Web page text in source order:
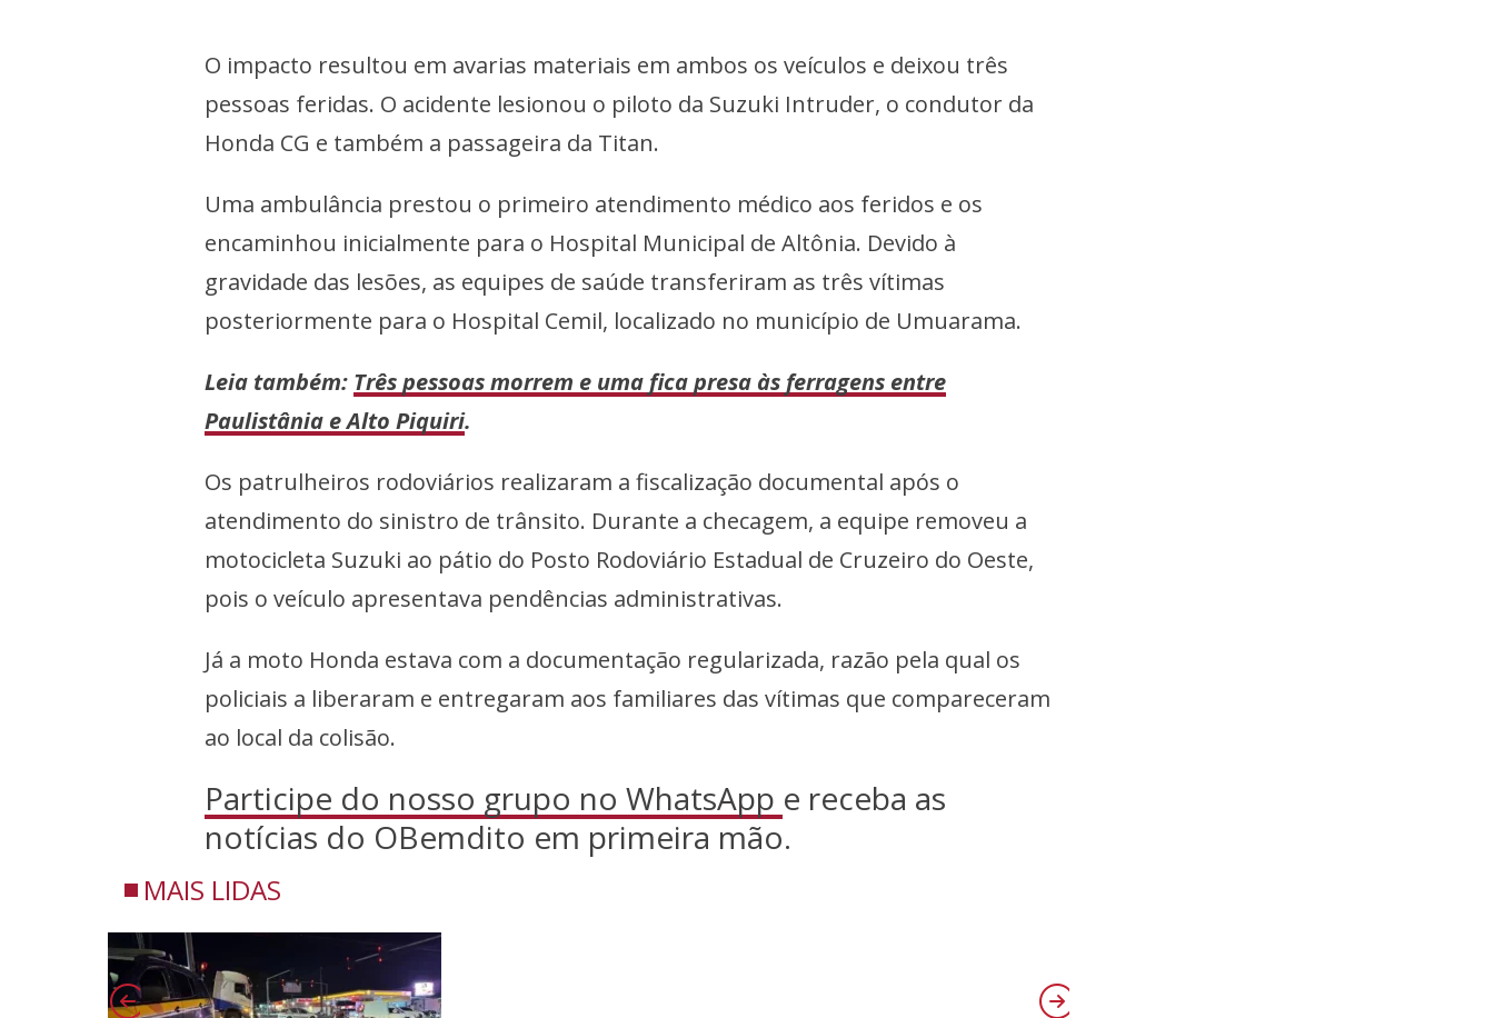
O impacto resultou em avarias materiais em ambos os veículos e deixou três
pessoas feridas. O acidente lesionou o piloto da Suzuki Intruder, o condutor da
Honda CG e também a passageira da Titan.
Uma ambulância prestou o primeiro atendimento médico aos feridos e os
encaminhou inicialmente para o Hospital Municipal de Altônia. Devido à
gravidade das lesões, as equipes de saúde transferiram as três vítimas
posteriormente para o Hospital Cemil, localizado no município de Umuarama.
Leia também: Três pessoas morrem e uma fica presa às ferragens entre
Paulistânia e Alto Piquiri.
Os patrulheiros rodoviários realizaram a fiscalização documental após o
atendimento do sinistro de trânsito. Durante a checagem, a equipe removeu a
motocicleta Suzuki ao pátio do Posto Rodoviário Estadual de Cruzeiro do Oeste,
pois o veículo apresentava pendências administrativas.
Já a moto Honda estava com a documentação regularizada, razão pela qual os
policiais a liberaram e entregaram aos familiares das vítimas que compareceram
ao local da colisão.
Participe do nosso grupo no WhatsApp e receba as
notícias do OBemdito em primeira mão.
MAIS LIDAS